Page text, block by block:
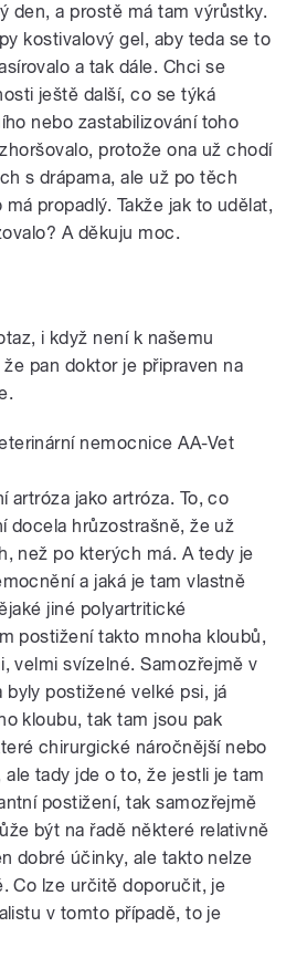
den, a prostě má tam výrůstky.
kostivalový gel, aby teda se to
a tak dále. Chci se
ještě další, co se týká
nebo zastabilizování toho
protože ona už chodí
s drápama, ale už po těch
propadlý. Takže jak to udělat,
A děkuju moc.
i když není k našemu
pan doktor je připraven na
nemocnice AA-Vet
artróza jako artróza. To, co
docela hrůzostrašně, že už
než po kterých má. A tedy je
a jaká je tam vlastně
jiné polyartritické
postižení takto mnoha kloubů,
velmi svízelné. Samozřejmě v
postižené velké psi, já
kloubu, tak tam jsou pak
chirurgické náročnější nebo
tady jde o to, že jestli je tam
postižení, tak samozřejmě
být na řadě některé relativně
dobré účinky, ale takto nelze
Co lze určitě doporučit, je
v tomto případě, to je